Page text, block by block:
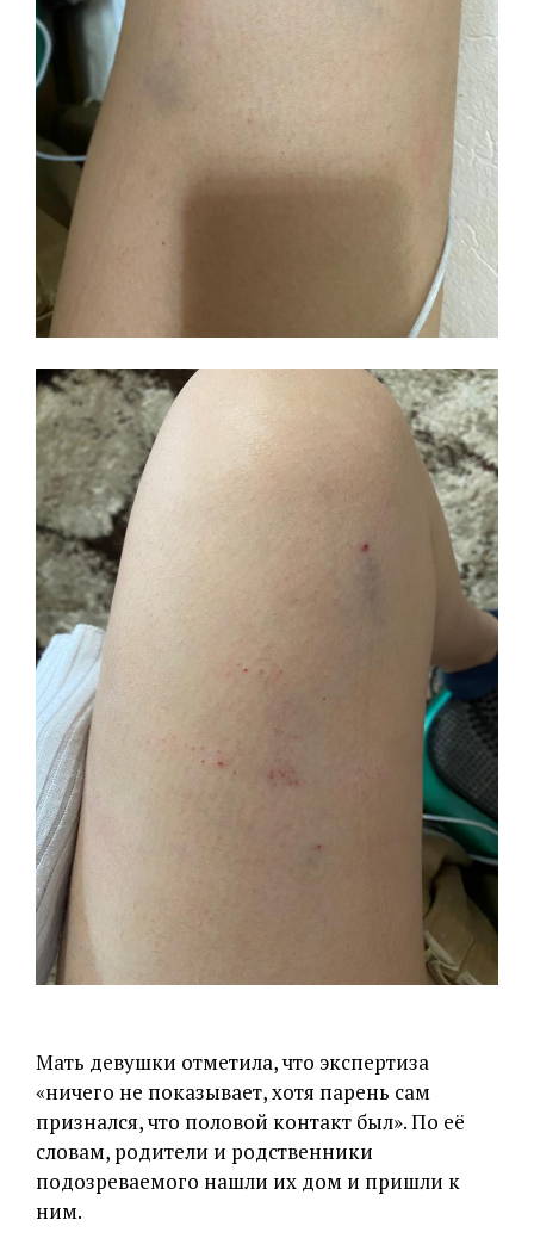
Мать девушки отметила, что экспертиза
«ничего не показывает, хотя парень сам
признался, что половой контакт был». По её
словам, родители и родственники
подозреваемого нашли их дом и пришли к
ним.